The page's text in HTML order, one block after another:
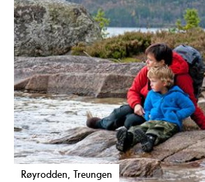
Røyrodden, Treungen